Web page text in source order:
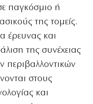
παγκόσμιο ή
της τομείς.
έρευνας και
της συνέχειας
περιβαλλοντικών
στους
και